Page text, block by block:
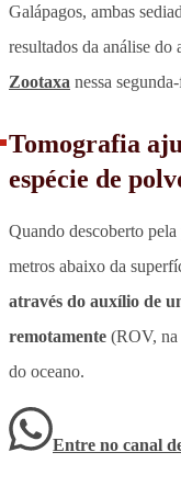
Galápagos, ambas
resultados da análise do
Zootaxa nessa
Tomografia
espécie de
Quando descoberto
metros abaixo da
através do auxílio de
remotamente (ROV, na
do oceano.
Entre no canal